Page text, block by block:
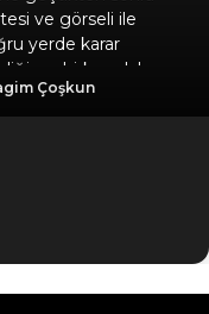
ve görseli ile
yerde karar
birkez daha
oldum, hediyeniz
ayrıca teşekkür
Çoşkun